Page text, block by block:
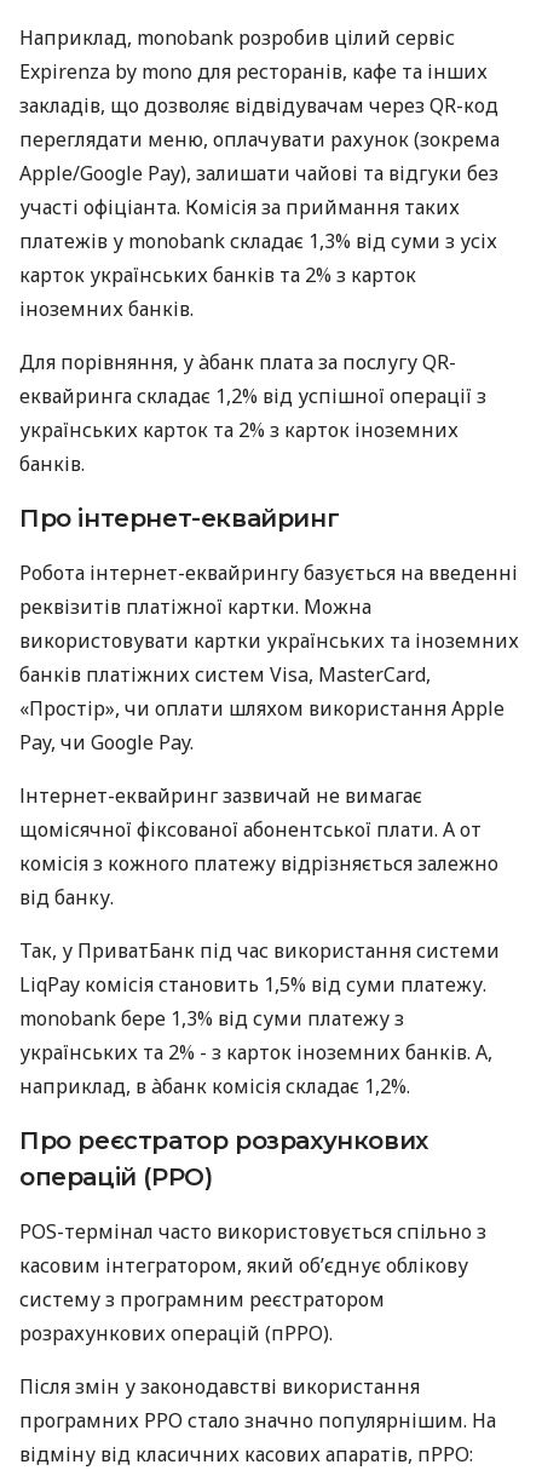
Наприклад, monobank розробив цілий сервіс
Expirenza by mono для ресторанів, кафе та інших
закладів, що дозволяє відвідувачам через QR-код
переглядати меню, оплачувати рахунок (зокрема
Apple/Google Pay), залишати чайові та відгуки без
участі офіціанта. Комісія за приймання таких
платежів у monobank складає 1,3% від суми з усіх
карток українських банків та 2% з карток
іноземних банків.
Для порівняння, у àбанк плата за послугу QR-
еквайринга складає 1,2% від успішної операції з
українських карток та 2% з карток іноземних
банків.
Про інтернет-еквайринг
Робота інтернет-еквайрингу базується на введенні
реквізитів платіжної картки. Можна
використовувати картки українських та іноземних
банків платіжних систем Visa, MasterCard,
«Простір», чи оплати шляхом використання Apple
Pay, чи Google Pay.
Інтернет-еквайринг зазвичай не вимагає
щомісячної фіксованої абонентської плати. А от
комісія з кожного платежу відрізняється залежно
від банку.
Так, у ПриватБанк під час використання системи
LiqPay комісія становить 1,5% від суми платежу.
monobank бере 1,3% від суми платежу з
українських та 2% - з карток іноземних банків. А,
наприклад, в àбанк комісія складає 1,2%.
Про реєстратор розрахункових
операцій (РРО)
POS-термінал часто використовується спільно з
касовим інтегратором, який об’єднує облікову
систему з програмним реєстратором
розрахункових операцій (пРРО).
Після змін у законодавстві використання
програмних РРО стало значно популярнішим. На
відміну від класичних касових апаратів, пРРО: